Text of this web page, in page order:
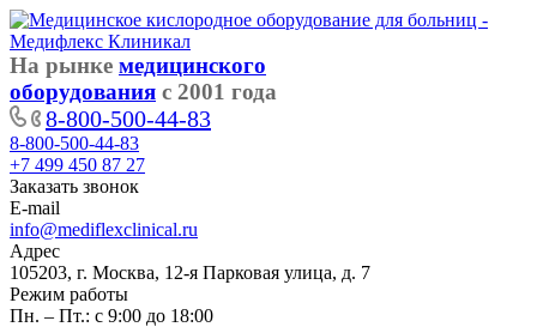
На рынке медицинского
оборудования с 2001 года
8-800-500-44-83
8-800-500-44-83
+7 499 450 87 27
Заказать звонок
E-mail
info@mediflexclinical.ru
Адрес
105203, г. Москва, 12-я Парковая улица, д. 7
Режим работы
Пн. – Пт.: с 9:00 до 18:00